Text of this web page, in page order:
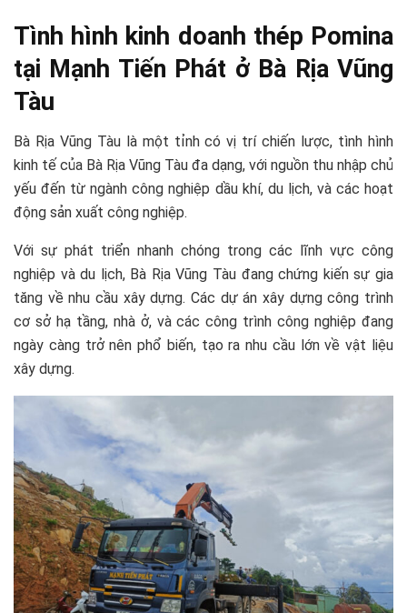
Tình hình kinh doanh thép Pomina
tại Mạnh Tiến Phát ở Bà Rịa Vũng
Tàu
Bà Rịa Vũng Tàu là một tỉnh có vị trí chiến lược, tình hình
kinh tế của Bà Rịa Vũng Tàu đa dạng, với nguồn thu nhập chủ
yếu đến từ ngành công nghiệp dầu khí, du lịch, và các hoạt
động sản xuất công nghiệp.
Với sự phát triển nhanh chóng trong các lĩnh vực công
nghiệp và du lịch, Bà Rịa Vũng Tàu đang chứng kiến sự gia
tăng về nhu cầu xây dựng. Các dự án xây dựng công trình
cơ sở hạ tầng, nhà ở, và các công trình công nghiệp đang
ngày càng trở nên phổ biến, tạo ra nhu cầu lớn về vật liệu
xây dựng.